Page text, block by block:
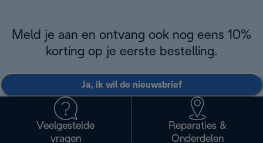
Meld je aan en ontvang ook nog eens 10%
korting op je eerste bestelling.
Ja, ik wil de nieuwsbrief
Veelgestelde
vragen
Reparaties &
Onderdelen